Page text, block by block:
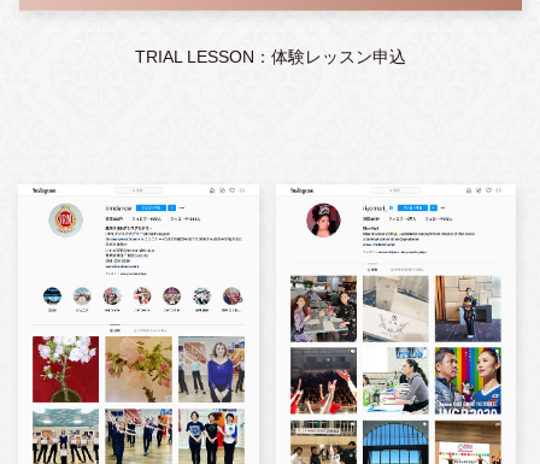
TRIAL LESSON：体験レッスン申込